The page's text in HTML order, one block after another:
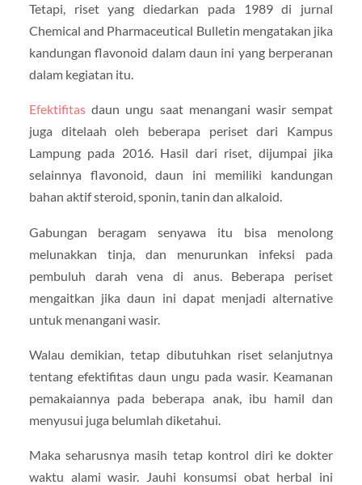
Tetapi, riset yang diedarkan pada 1989 di jurnal
Chemical and Pharmaceutical Bulletin mengatakan jika
kandungan flavonoid dalam daun ini yang berperanan
dalam kegiatan itu.
Efektifitasdaun ungu saat menangani wasir sempat
juga ditelaah oleh beberapa periset dari Kampus
Lampung pada 2016. Hasil dari riset, dijumpai jika
selainnya flavonoid, daun ini memiliki kandungan
bahan aktif steroid, sponin, tanin dan alkaloid.
Gabungan beragam senyawa itu bisa menolong
melunakkan tinja, dan menurunkan infeksi pada
pembuluh darah vena di anus. Beberapa periset
mengaitkan jika daun ini dapat menjadi alternative
untuk menangani wasir.
Walau demikian, tetap dibutuhkan riset selanjutnya
tentang efektifitas daun ungu pada wasir. Keamanan
pemakaiannya pada beberapa anak, ibu hamil dan
menyusui juga belumlah diketahui.
Maka seharusnya masih tetap kontrol diri ke dokter
waktu alami wasir. Jauhi konsumsi obat herbal ini